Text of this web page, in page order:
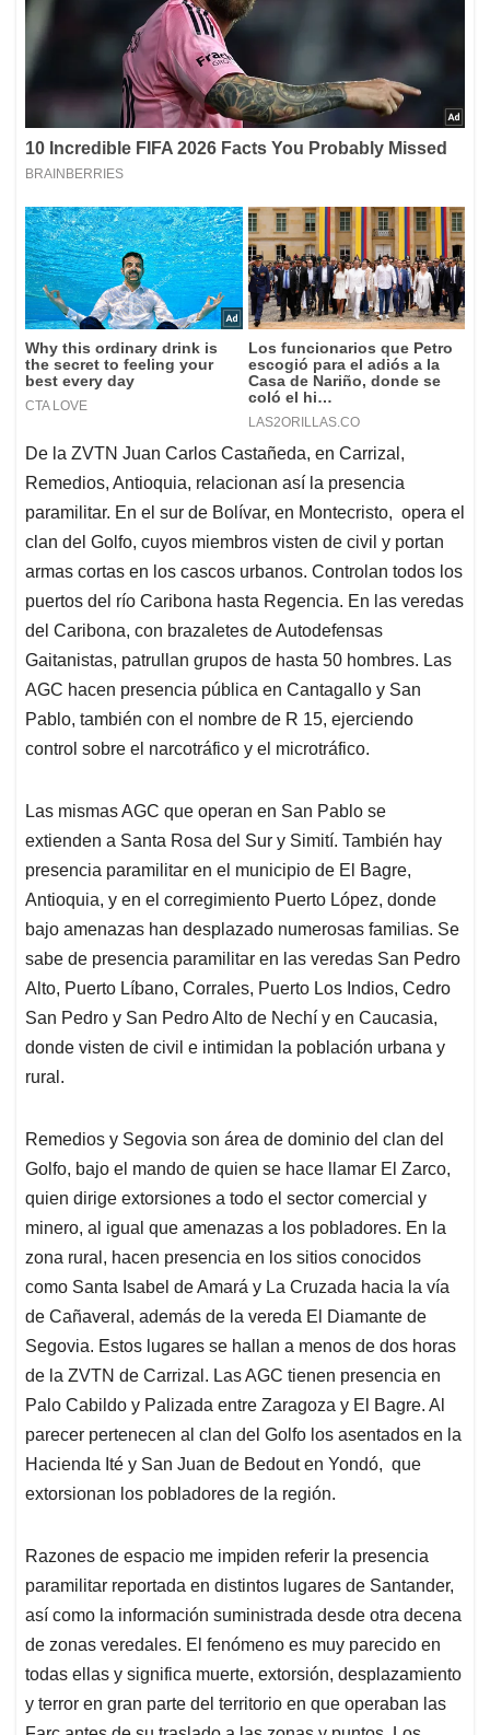
De la ZVTN Juan Carlos Castañeda, en Carrizal,
Remedios, Antioquia, relacionan así la presencia
paramilitar. En el sur de Bolívar, en Montecristo, opera el
clan del Golfo, cuyos miembros visten de civil y portan
armas cortas en los cascos urbanos. Controlan todos los
puertos del río Caribona hasta Regencia. En las veredas
del Caribona, con brazaletes de Autodefensas
Gaitanistas, patrullan grupos de hasta 50 hombres. Las
AGC hacen presencia pública en Cantagallo y San
Pablo, también con el nombre de R 15, ejerciendo
control sobre el narcotráfico y el microtráfico.
Las mismas AGC que operan en San Pablo se
extienden a Santa Rosa del Sur y Simití. También hay
presencia paramilitar en el municipio de El Bagre,
Antioquia, y en el corregimiento Puerto López, donde
bajo amenazas han desplazado numerosas familias. Se
sabe de presencia paramilitar en las veredas San Pedro
Alto, Puerto Líbano, Corrales, Puerto Los Indios, Cedro
San Pedro y San Pedro Alto de Nechí y en Caucasia,
donde visten de civil e intimidan la población urbana y
rural.
Remedios y Segovia son área de dominio del clan del
Golfo, bajo el mando de quien se hace llamar El Zarco,
quien dirige extorsiones a todo el sector comercial y
minero, al igual que amenazas a los pobladores. En la
zona rural, hacen presencia en los sitios conocidos
como Santa Isabel de Amará y La Cruzada hacia la vía
de Cañaveral, además de la vereda El Diamante de
Segovia. Estos lugares se hallan a menos de dos horas
de la ZVTN de Carrizal. Las AGC tienen presencia en
Palo Cabildo y Palizada entre Zaragoza y El Bagre. Al
parecer pertenecen al clan del Golfo los asentados en la
Hacienda Ité y San Juan de Bedout en Yondó, que
extorsionan los pobladores de la región.
Razones de espacio me impiden referir la presencia
paramilitar reportada en distintos lugares de Santander,
así como la información suministrada desde otra decena
de zonas veredales. El fenómeno es muy parecido en
todas ellas y significa muerte, extorsión, desplazamiento
y terror en gran parte del territorio en que operaban las